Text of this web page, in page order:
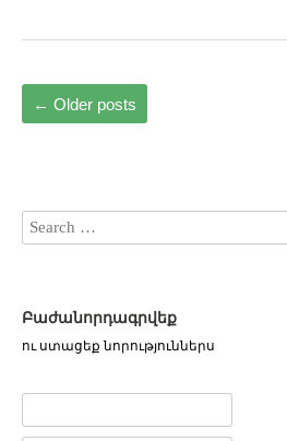
← Older posts
Բաժանորդագրվեք
ու ստացեք նորություններս